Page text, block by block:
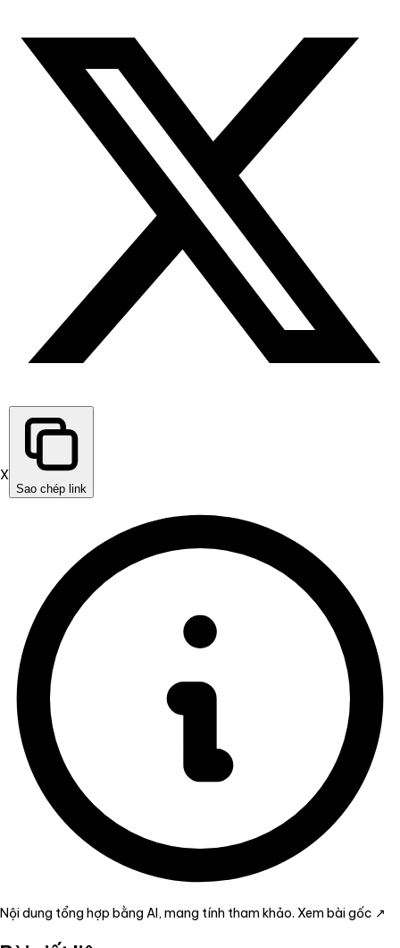
X
Sao chép link
Nội dung tổng hợp bằng AI, mang tính tham khảo. Xem bài gốc ↗